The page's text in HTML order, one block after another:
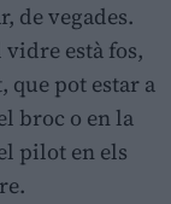
de vegades.
està fos,
pot estar a
broc o en la
pilot en els